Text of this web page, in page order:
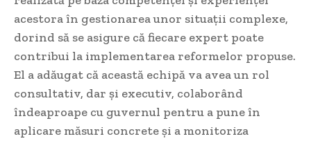
acestora în gestionarea unor situații complexe,
dorind să se asigure că fiecare expert poate
contribui la implementarea reformelor propuse.
El a adăugat că această echipă va avea un rol
consultativ, dar și executiv, colaborând
îndeaproape cu guvernul pentru a pune în
aplicare măsuri concrete și a monitoriza